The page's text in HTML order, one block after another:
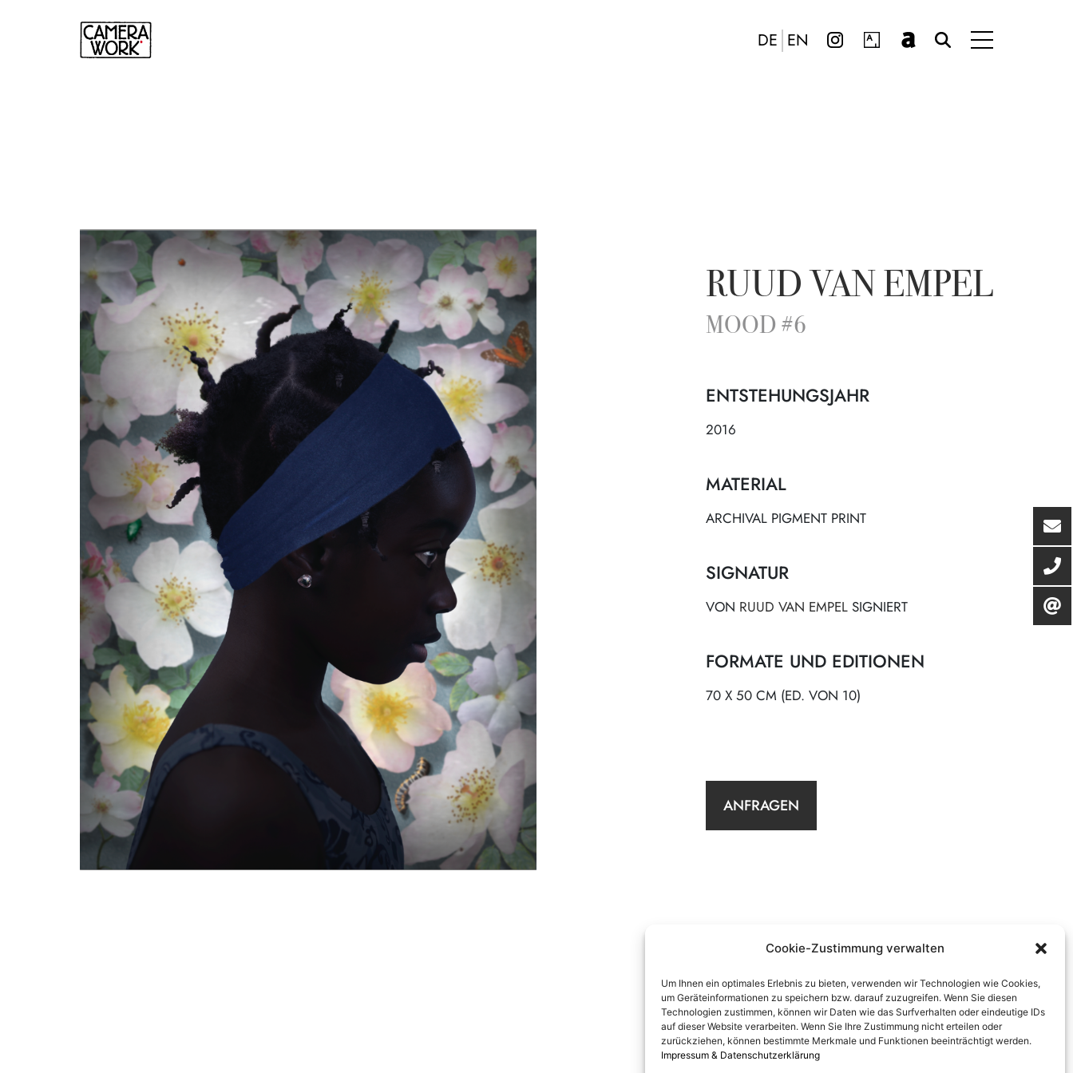
Cookie-Zustimmung verwalten
Um Ihnen ein optimales Erlebnis zu bieten, verwenden wir Technologien wie Cookies,
um Geräteinformationen zu speichern bzw. darauf zuzugreifen. Wenn Sie diesen
Technologien zustimmen, können wir Daten wie das Surfverhalten oder eindeutige IDs
auf dieser Website verarbeiten. Wenn Sie Ihre Zustimmung nicht erteilen oder
zurückziehen, können bestimmte Merkmale und Funktionen beeinträchtigt werden.
Impressum & Datenschutzerklärung
DE EN
RUUD VAN EMPEL
MOOD #6
ENTSTEHUNGSJAHR
2016
MATERIAL
ARCHIVAL PIGMENT PRINT
SIGNATUR
VON RUUD VAN EMPEL SIGNIERT
FORMATE UND EDITIONEN
70 X 50 CM (ED. VON 10)
ANFRAGEN